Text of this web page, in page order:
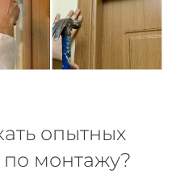
опытных
монтажу?